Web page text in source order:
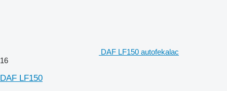
DAF LF150 autofekalac
16
DAF LF150